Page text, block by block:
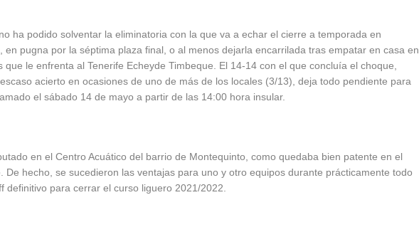
ha podido solventar la eliminatoria con la que va a echar el cierre a temporada en
en pugna por la séptima plaza final, o al menos dejarla encarrilada tras empatar en casa en
que le enfrenta al Tenerife Echeyde Timbeque. El 14-14 con el que concluía el choque,
acierto en ocasiones de uno de más de los locales (3/13), deja todo pendiente para
el sábado 14 de mayo a partir de las 14:00 hora insular.
en el Centro Acuático del barrio de Montequinto, como quedaba bien patente en el
De hecho, se sucedieron las ventajas para uno y otro equipos durante prácticamente todo
definitivo para cerrar el curso liguero 2021/2022.